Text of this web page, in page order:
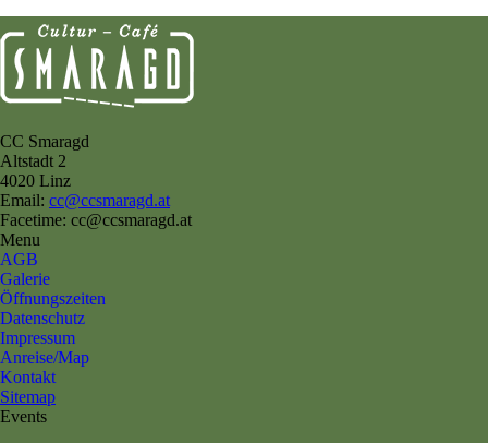
CC Smaragd
Altstadt 2
4020 Linz
Email: cc@ccsmaragd.at
Facetime: cc@ccsmaragd.at
Menu
AGB
Galerie
Öffnungszeiten
Datenschutz
Impressum
Anreise/Map
Kontakt
Sitemap
Events